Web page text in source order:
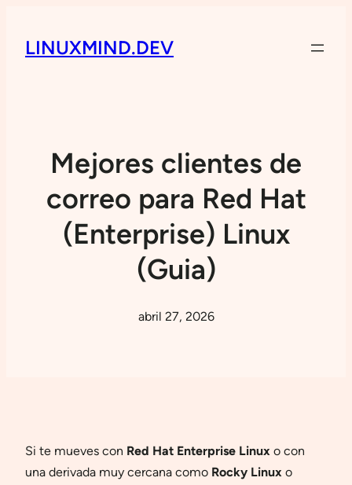
LINUXMIND.DEV
Mejores clientes de
correo para Red Hat
(Enterprise) Linux
(Guia)
abril 27, 2026
Si te mueves con Red Hat Enterprise Linux o con
una derivada muy cercana como Rocky Linux o